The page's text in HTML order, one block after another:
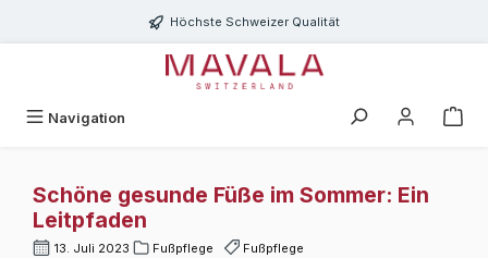
Zum Hauptinhalt springenHöchste Schweizer Qualität
Navigation
Schöne gesunde Füße im Sommer: Ein
Leitpfaden
13. Juli 2023 Fußpflege Fußpflege